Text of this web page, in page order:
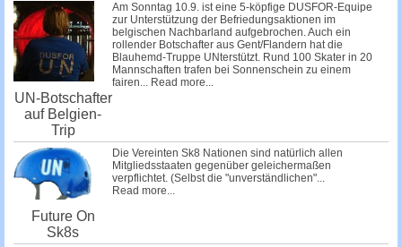
UN-Botschafter
auf Belgien-
Trip
Am Sonntag 10.9. ist eine 5-köpfige DUSFOR-Equipe
zur Unterstützung der Befriedungsaktionen im
belgischen Nachbarland aufgebrochen. Auch ein
rollender Botschafter aus Gent/Flandern hat die
Blauhemd-Truppe UNterstützt. Rund 100 Skater in 20
Mannschaften trafen bei Sonnenschein zu einem
fairen... Read more...
Future On
Sk8s
Die Vereinten Sk8 Nationen sind natürlich allen
Mitgliedsstaaten gegenüber geleichermaßen
verpflichtet. (Selbst die "unverständlichen"...
Read more...